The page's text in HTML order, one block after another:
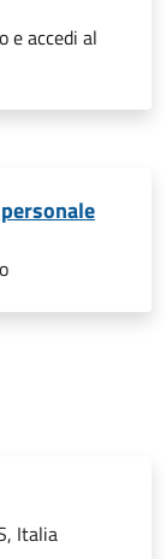
e accedi al
Italia